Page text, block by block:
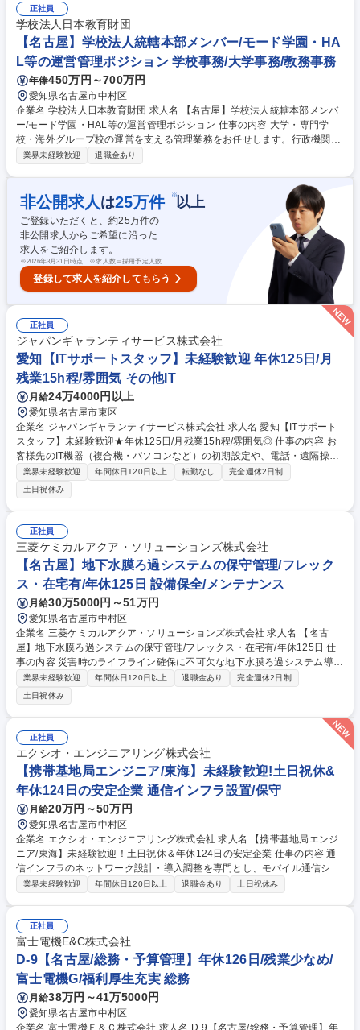
応、採用、派遣社員管理 ■福利厚生：社内行事企画、労働保険更新 ■安全
衛生：法安委員会事務局、車両管理など。 【魅力】経営で最重要である
「人」に対して高い専門性を身につけ、経営に近い立場で業務を行えま
す。 募集職種 N23【愛知/名古屋】人事労務/職種異動なし・長期キャリア
形成/三菱電機G
正社員
学校法人日本教育財団
【名古屋】学校法人統轄本部メンバー/モード学園・HA
L等の運営管理ポジション 学校事務/大学事務/教務事務
年俸450万円～700万円
愛知県名古屋市中村区
企業名 学校法人日本教育財団 求人名 【名古屋】学校法人統轄本部メンバ
ー/モード学園・HAL等の運営管理ポジション 仕事の内容 大学・専門学
校・海外グループ校の運営を支える管理業務をお任せします。行政機関へ
の各種申請の書類確認、契約関連チェック、各校の運営サポート、会議運
庁への申請書類作成および内容確認/契約書の確認等（必要に応じて顧問弁
護士との連携あり）/広報・印刷物内容の確認/内部稟議書類の確認/海外拠
点との連絡/理事会・法人運営会議（6月・9月・12月・3月）、年度初めに
繁忙期あり/制度や法律を理解し、各校・各本部と連携し、学校運営・法人
運営を支える責任あるポジションです。 ※本人の適性に応じて担当業務を
判断。徐々に業務範囲を広げて頂きます。 募集職種 【名古屋】学校法人
統轄本部メンバー/モード学園・HAL等の運営管理ポジション
業界未経験歓迎 退職金あり
非公開求人 は25万件 ※以上
ご登録いただくと、約25万件の
非公開求人からご希望に沿った
求人をご紹介します。
※2026年3月31日時点 ※求人数＝採用予定人数
登録して求人を紹介してもらう
正社員
ジャパンギャランティサービス株式会社
愛知【ITサポートスタッフ】未経験歓迎 年休125日/月
残業15h程/雰囲気 その他IT
月給24万4000円以上
愛知県名古屋市東区
企業名 ジャパンギャランティサービス株式会社 求人名 愛知【ITサポート
スタッフ】未経験歓迎★年休125日/月残業15h程/雰囲気◎ 仕事の内容 お
客様先のIT機器（複合機・パソコンなど）の初期設定や、電話・遠隔操作
でのトラブル対応、デジタルサイネージのフィールドメンテナンスがメイ
ン業務です。入社後半年～1年は先輩に同行となりますので、 未経験でも
安心してスタートできます。 【詳細】■遠隔サポート：お客様からの電話
や画面共有ツールを使い、印刷設定・ネットワークのトラブルを遠隔で解
決します。1日最大20件ほど対応することもありますが、難易度低めの内
容からお任せします。 ■現場サポート：週1～2回、お客様先へ訪問。複合
機やパソコンの初期設定・セットアップ、デジタルサイネージのフィール
ドメンテナンスを行います。 募集職種 愛知【ITサポートスタッフ】未経
験歓迎★年休125日/月残業15h程/雰囲気◎
業界未経験歓迎 年間休日120日以上 転勤なし
完全週休2日制
土日祝休み
正社員
三菱ケミカルアクア・ソリューションズ株式会社
【名古屋】地下水膜ろ過システムの保守管理/フレック
ス・在宅有/年休125日 設備保全/メンテナンス
月給30万5000円～51万円
愛知県名古屋市中村区
企業名 三菱ケミカルアクア・ソリューションズ株式会社 求人名 【名古
屋】地下水膜ろ過システムの保守管理/フレックス・在宅有/年休125日 仕
事の内容 災害時のライフライン確保に不可欠な地下水膜ろ過システム導入
先（病院等）での保守管理業務を担当。先ずは自社メンテナンスを含む保
守対応や協力会社管理に関わり、将来的には設備更新・改善提案にも関与
します。 設備点検やトラブル対応、水質データや遠隔監視による運転状況
の確認、保守工事の手配や現場立会などを担当。協力会社と連携しながら
業務を進めます。経験を積みながら顧客対応や改善提案にも関わり、仕事
の幅を広げていくことができます。 【魅力】裁量を持ち、改善やパートナ
ー管理にも関われるポジションで、主体的に動ける方は早期に業務の幅を
広げていけます。 募集職種 【名古屋】地下水膜ろ過システムの保守管理/
フレックス・在宅有/年休125日
業界未経験歓迎 年間休日120日以上 退職金あり
完全週休2日制
土日祝休み
正社員
エクシオ・エンジニアリング株式会社
【携帯基地局エンジニア/東海】未経験歓迎!土日祝休&
年休124日の安定企業 通信インフラ設置/保守
月給20万円～50万円
愛知県名古屋市中村区
企業名 エクシオ・エンジニアリング株式会社 求人名 【携帯基地局エンジ
ニア/東海】未経験歓迎！土日祝休＆年休124日の安定企業 仕事の内容 通
信インフラのネットワーク設計・導入調整を専門とし、モバイル通信シス
テム分野にて携帯電話基地局の開設手配から保守まで一貫して担当しま
の安全確保や通信インフラの早期復旧対応（手配やシステム復旧等）。社
会インフラを支えるやりがいのある仕事です。未経験からでも先輩社員が
丁寧に育成するため、専門的な知識と技術を確実に身につけられます。
【業務内容の変更範囲】当社の指定する業務 募集職種 【携帯基地局エン
ジニア/東海】未経験歓迎！土日祝休＆年休124日の安定企業
業界未経験歓迎 年間休日120日以上 退職金あり 土日祝休み
正社員
富士電機E&C株式会社
D-9【名古屋/総務・予算管理】年休126日/残業少なめ/
富士電機G/福利厚生充実 総務
月給38万円～41万5000円
愛知県名古屋市中村区
企業名 富士電機Ｅ＆Ｃ株式会社 求人名 D-9【名古屋/総務・予算管理】年